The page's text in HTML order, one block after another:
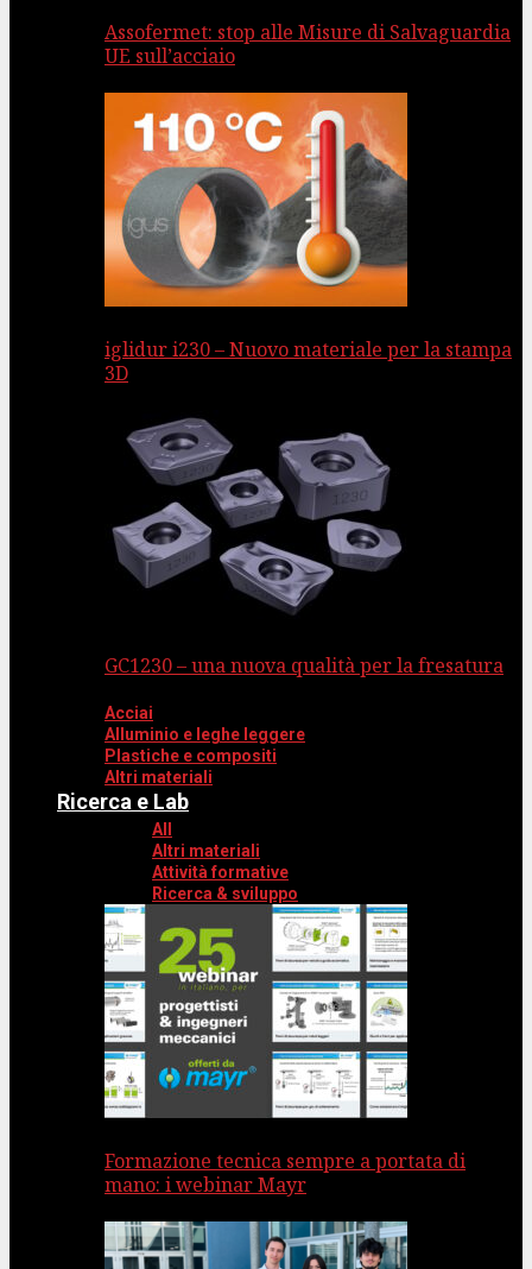
Assofermet: stop alle Misure di Salvaguardia
UE sull’acciaio
iglidur i230 – Nuovo materiale per la stampa
3D
GC1230 – una nuova qualità per la fresatura
Acciai
Alluminio e leghe leggere
Plastiche e compositi
Altri materiali
Ricerca e Lab
All
Altri materiali
Attività formative
Ricerca & sviluppo
Formazione tecnica sempre a portata di
mano: i webinar Mayr